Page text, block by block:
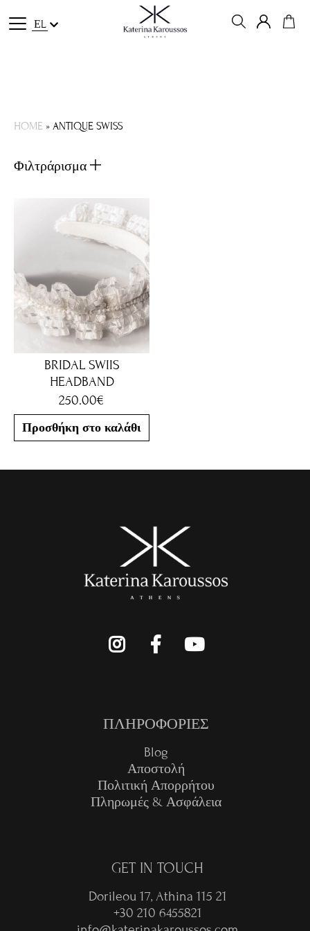
ΕL
HOME »ANTIQUE SWISS
Φιλτράρισμα
BRIDAL SWIIS
HEADBAND
250.00€
Προσθήκη στο καλάθι
ΠΛΗΡΟΦΟΡΙΕΣ
Blog
Αποστολή
Πολιτική Απορρήτου
Πληρωμές & Ασφάλεια
GET IN TOUCH
Dorileou 17, Athina 115 21
+30 210 6455821